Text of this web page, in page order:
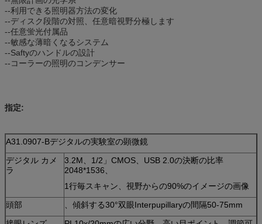
--利用できる照明器方法の変化
--ディスク段階の対照、任意暗視野分極します
--任意蛍光付属品
--敏感な薄暗くなるシステム
--Saftyのハンドルの設計
--コーラーの照明のコンデンサー
指定:
A31.0907-Bデジタルの実験室の顕微鏡
デジタル カメ
ラ
3.2M、1/2」CMOS、USB 2.0の決断の比率
2048*1536、
1行毎スキャン、視野からの90%のイメージの画像
頭部
、傾斜する30°双眼Interpupillaryの間隔50-75mm